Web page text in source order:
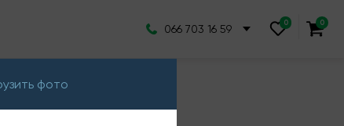
фото
066 703 16 59